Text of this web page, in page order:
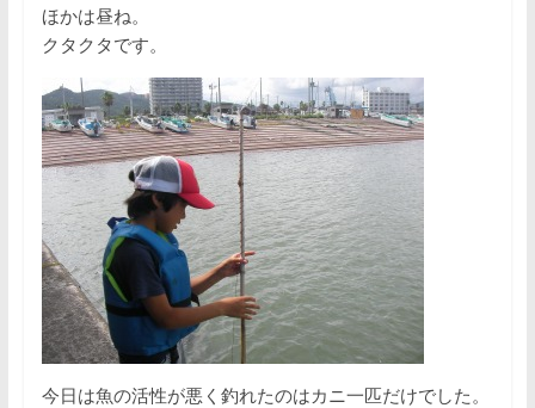
ほかは昼ね。
クタクタです。
今日は魚の活性が悪く釣れたのはカニ一匹だけでした。